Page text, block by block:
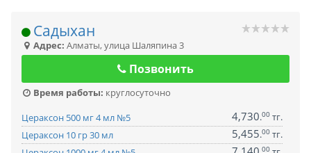
Садыхан
Адрес: Алматы,улица Шаляпина 3
Позвонить
Время работы: круглосуточно
Цераксон 500 мг 4 мл №5
4,730.00 тг.
Цераксон 10 гр 30 мл
5,455.00 тг.
00